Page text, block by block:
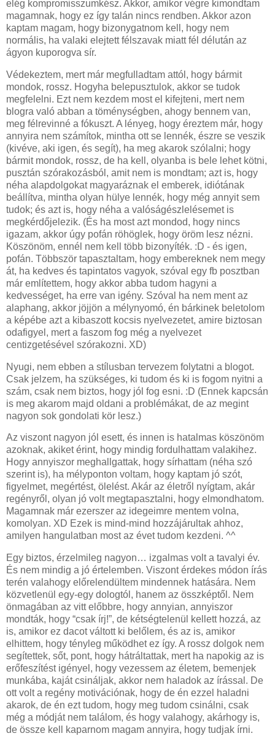
elég kompromisszumkész. Akkor, amikor végre kimondtam
magamnak, hogy ez így talán nincs rendben. Akkor azon
kaptam magam, hogy bizonygatnom kell, hogy nem
normális, ha valaki elejtett félszavak miatt fél délután az
ágyon kuporogva sír.
Védekeztem, mert már megfulladtam attól, hogy bármit
mondok, rossz. Hogyha belepusztulok, akkor se tudok
megfelelni. Ezt nem kezdem most el kifejteni, mert nem
blogra való abban a töménységben, ahogy bennem van,
meg félrevinné a fókuszt. A lényeg, hogy éreztem már, hogy
annyira nem számítok, mintha ott se lennék, észre se veszik
(kivéve, aki igen, és segít), ha meg akarok szólalni; hogy
bármit mondok, rossz, de ha kell, olyanba is bele lehet kötni,
pusztán szórakozásból, amit nem is mondtam; azt is, hogy
néha alapdolgokat magyaráznak el emberek, idiótának
beállítva, mintha olyan hülye lennék, hogy még annyit sem
tudok; és azt is, hogy néha a valóságészlelésemet is
megkérdőjelezik. (És ha most azt mondod, hogy nincs
igazam, akkor úgy pofán röhöglek, hogy öröm lesz nézni.
Köszönöm, ennél nem kell több bizonyíték. :D - és igen,
pofán. Többször tapasztaltam, hogy embereknek nem megy
át, ha kedves és tapintatos vagyok, szóval egy fb posztban
már említettem, hogy akkor abba tudom hagyni a
kedvességet, ha erre van igény. Szóval ha nem ment az
alaphang, akkor jöjjön a mélynyomó, én bárkinek beletolom
a képébe azt a kibaszott kocsis nyelvezetet, amire biztosan
odafigyel, mert a faszom fog még a nyelvezet
centizgetésével szórakozni. XD)
Nyugi, nem ebben a stílusban tervezem folytatni a blogot.
Csak jelzem, ha szükséges, ki tudom és ki is fogom nyitni a
szám, csak nem biztos, hogy jól fog esni. :D (Ennek kapcsán
is meg akarom majd oldani a problémákat, de az megint
nagyon sok gondolati kör lesz.)
Az viszont nagyon jól esett, és innen is hatalmas köszönöm
azoknak, akiket érint, hogy mindig fordulhattam valakihez.
Hogy annyiszor meghallgattak, hogy sírhattam (néha szó
szerint is), ha mélyponton voltam, hogy kaptam jó szót,
figyelmet, megértést, ölelést. Akár az életről nyígtam, akár
regényről, olyan jó volt megtapasztalni, hogy elmondhatom.
Magamnak már ezerszer az idegeimre mentem volna,
komolyan. XD Ezek is mind-mind hozzájárultak ahhoz,
amilyen hangulatban most az évet tudom kezdeni. ^^
Egy biztos, érzelmileg nagyon… izgalmas volt a tavalyi év.
És nem mindig a jó értelemben. Viszont érdekes módon írás
terén valahogy előrelendültem mindennek hatására. Nem
közvetlenül egy-egy dologtól, hanem az összképtől. Nem
önmagában az vitt előbbre, hogy annyian, annyiszor
mondták, hogy “csak írj!”, de kétségtelenül kellett hozzá, az
is, amikor ez dacot váltott ki belőlem, és az is, amikor
elhittem, hogy tényleg működhet ez így. A rossz dolgok nem
segítettek, sőt, pont, hogy hátráltattak, mert ha napokig az is
erőfeszítést igényel, hogy vezessem az életem, bemenjek
munkába, kaját csináljak, akkor nem haladok az írással. De
ott volt a regény motivációnak, hogy de én ezzel haladni
akarok, de én ezt tudom, hogy meg tudom csinálni, csak
még a módját nem találom, és hogy valahogy, akárhogy is,
de össze kell kaparnom magam annyira, hogy tudjak írni.